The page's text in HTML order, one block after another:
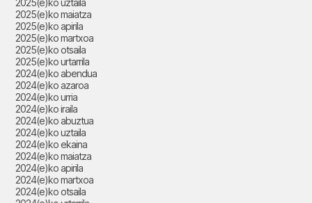
2025(e)ko maiatza
2025(e)ko apirila
2025(e)ko martxoa
2025(e)ko otsaila
2025(e)ko urtarrila
2024(e)ko abendua
2024(e)ko azaroa
2024(e)ko urria
2024(e)ko iraila
2024(e)ko abuztua
2024(e)ko uztaila
2024(e)ko ekaina
2024(e)ko maiatza
2024(e)ko apirila
2024(e)ko martxoa
2024(e)ko otsaila